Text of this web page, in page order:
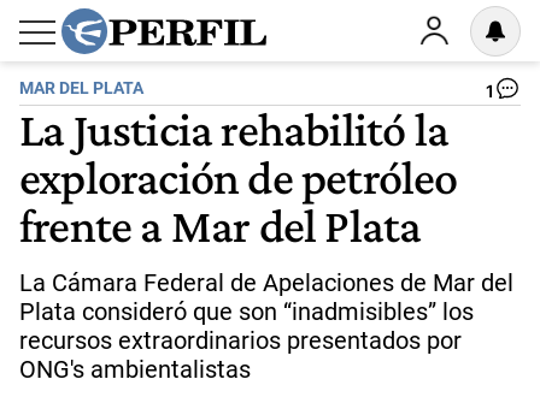
MAR DEL PLATA 1
La Justicia rehabilitó la
exploración de petróleo
frente a Mar del Plata
La Cámara Federal de Apelaciones de Mar del
Plata consideró que son “inadmisibles” los
recursos extraordinarios presentados por
ONG's ambientalistas